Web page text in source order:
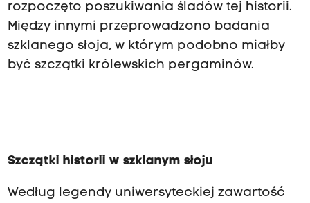
rozpoczęto poszukiwania śladów tej historii.
Między innymi przeprowadzono badania
szklanego słoja, w którym podobno miałby
być szczątki królewskich pergaminów.
Szczątki historii w szklanym słoju
Według legendy uniwersyteckiej zawartość